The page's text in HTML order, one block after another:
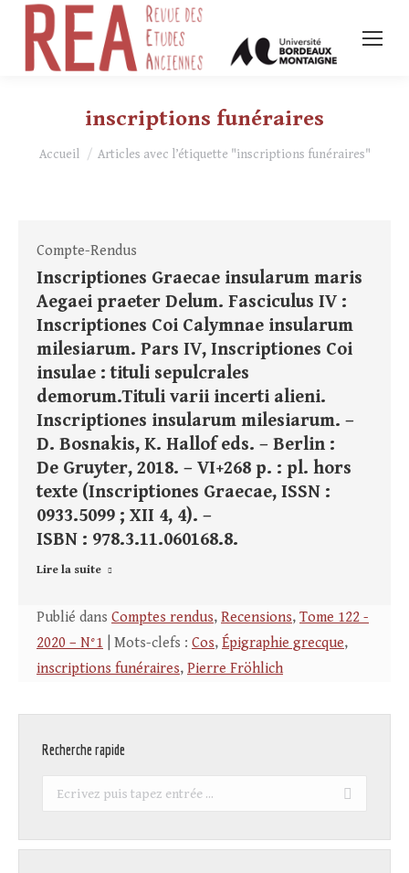
inscriptions funéraires
Vous êtes ici :
Accueil Articles avec l’étiquette "inscriptions funéraires"
Compte-Rendus
Inscriptiones Graecae insularum maris
Aegaei praeter Delum. Fasciculus IV :
Inscriptiones Coi Calymnae insularum
milesiarum. Pars IV, Inscriptiones Coi
insulae : tituli sepulcrales
demorum.Tituli varii incerti alieni.
Inscriptiones insularum milesiarum. –
D. Bosnakis, K. Hallof eds. – Berlin :
De Gruyter, 2018. – VI+268 p. : pl. hors
texte (Inscriptiones Graecae, ISSN :
0933.5099 ; XII 4, 4). –
ISBN : 978.3.11.060168.8.
Lire la suite
Publié dans Comptes rendus, Recensions, Tome 122 -
2020 – N°1 | Mots-clefs : Cos, Épigraphie grecque,
inscriptions funéraires, Pierre Fröhlich
Recherche rapide
Recherche